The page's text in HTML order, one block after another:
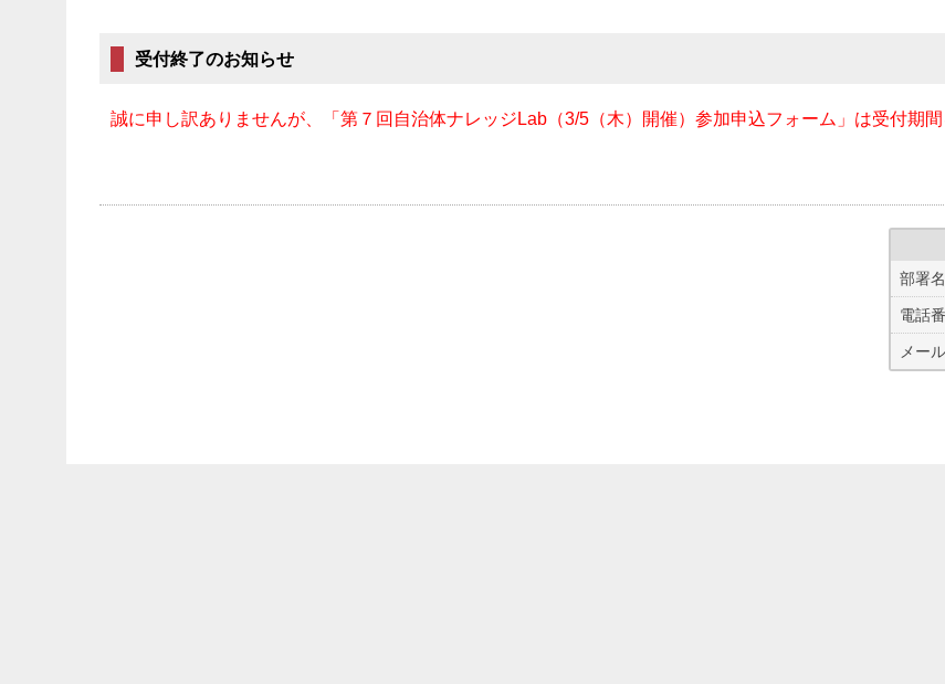
受付終了のお知らせ
誠に申し訳ありませんが、「第７回自治体ナレッジLab（3/5（木）開催）参加申込フォーム」は受付期
部署名
電話
メー